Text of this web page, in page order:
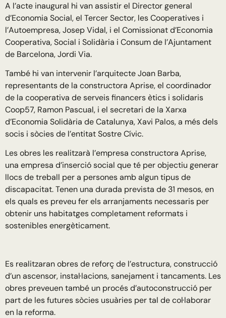
A l’acte inaugural hi van assistir el Director general
d’Economia Social, el Tercer Sector, les Cooperatives i
l’Autoempresa, Josep Vidal, i el Comissionat d’Economia
Cooperativa, Social i Solidària i Consum de l’Ajuntament
de Barcelona, Jordi Via.
També hi van intervenir l’arquitecte Joan Barba,
representants de la constructora Aprise, el coordinador
de la cooperativa de serveis financers ètics i solidaris
Coop57, Ramon Pascual, i el secretari de la Xarxa
d’Economia Solidària de Catalunya, Xavi Palos, a més dels
socis i sòcies de l’entitat Sostre Cívic.
Les obres les realitzarà l’empresa constructora Aprise,
una empresa d’inserció social que té per objectiu generar
llocs de treball per a persones amb algun tipus de
discapacitat. Tenen una durada prevista de 31 mesos, en
els quals es preveu fer els arranjaments necessaris per
obtenir uns habitatges completament reformats i
sostenibles energèticament.
Es realitzaran obres de reforç de l’estructura, construcció
d’un ascensor, instal·lacions, sanejament i tancaments. Les
obres preveuen també un procés d’autoconstrucció per
part de les futures sòcies usuàries per tal de col·laborar
en la reforma.